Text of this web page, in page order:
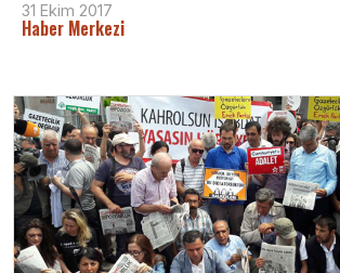
31 Ekim 2017
Haber Merkezi